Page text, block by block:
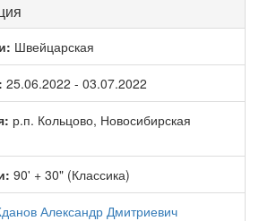
Швейцарская
25.06.2022 - 03.07.2022
р.п. Кольцово, Новосибирская
90' + 30" (Классика)
Александр Дмитриевич